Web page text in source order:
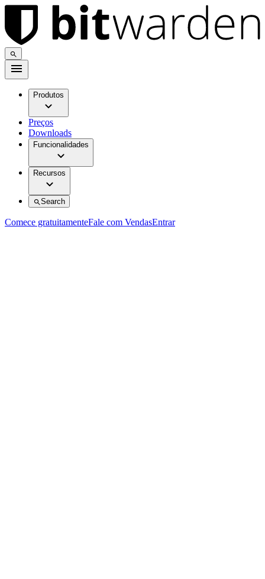
Produtos
Preços
Downloads
Funcionalidades
Recursos
Search
Comece gratuitamenteFale com VendasEntrar